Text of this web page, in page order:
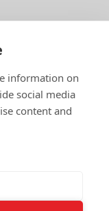
information on
social media
content and
Règlement du